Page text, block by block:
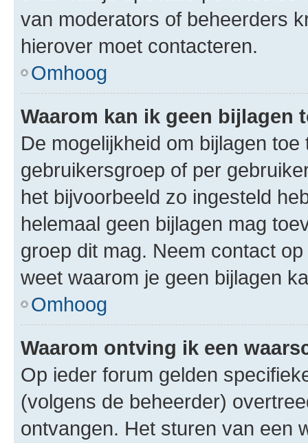
van moderators of beheerders
hierover moet contacteren.
Omhoog
Waarom kan ik geen bijlagen
De mogelijkheid om bijlagen
gebruikersgroep of per
het bijvoorbeeld zo ingesteld
helemaal geen bijlagen mag
groep dit mag. Neem contact
weet waarom je geen bijlagen
Omhoog
Waarom ontving ik een
Op ieder forum gelden
(volgens de beheerder)
ontvangen. Het sturen van een